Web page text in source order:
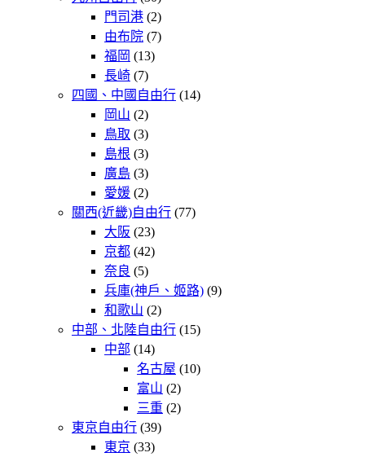
門司港 (2)
由布院 (7)
福岡 (13)
長崎 (7)
四國、中國自由行 (14)
岡山 (2)
鳥取 (3)
島根 (3)
廣島 (3)
愛媛 (2)
關西(近畿)自由行 (77)
大阪 (23)
京都 (42)
奈良 (5)
兵庫(神戶、姬路) (9)
和歌山 (2)
中部、北陸自由行 (15)
中部 (14)
名古屋 (10)
富山 (2)
三重 (2)
東京自由行 (39)
東京 (33)